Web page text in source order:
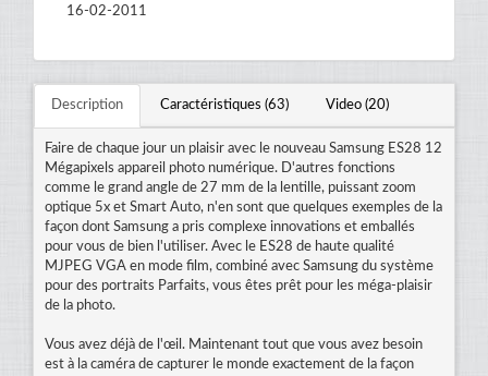
16-02-2011
Description Caractéristiques (63) Video (20)
Faire de chaque jour un plaisir avec le nouveau Samsung ES28 12
Mégapixels appareil photo numérique. D'autres fonctions
comme le grand angle de 27 mm de la lentille, puissant zoom
optique 5x et Smart Auto, n'en sont que quelques exemples de la
façon dont Samsung a pris complexe innovations et emballés
pour vous de bien l'utiliser. Avec le ES28 de haute qualité
MJPEG VGA en mode film, combiné avec Samsung du système
pour des portraits Parfaits, vous êtes prêt pour les méga-plaisir
de la photo.
Vous avez déjà de l'œil. Maintenant tout que vous avez besoin
est à la caméra de capturer le monde exactement de la façon